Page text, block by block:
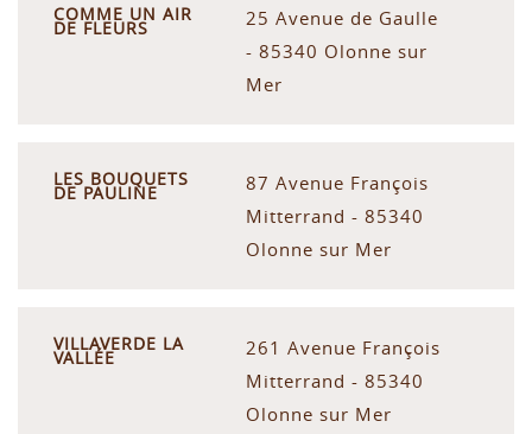
COMME UN AIR
DE FLEURS
25 Avenue de Gaulle
- 85340 Olonne sur
Mer
LES BOUQUETS
DE PAULINE
87 Avenue François
Mitterrand - 85340
Olonne sur Mer
VILLAVERDE LA
VALLÉE
261 Avenue François
Mitterrand - 85340
Olonne sur Mer